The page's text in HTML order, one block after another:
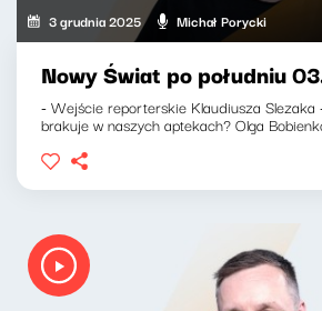
3 grudnia 2025 Michał Porycki
Nowy Świat po południu
- Wejście reporterskie Klaudiusza
brakuje w naszych aptekach? Olga